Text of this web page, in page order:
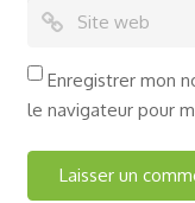
Enregistrer mon
le navigateur pour